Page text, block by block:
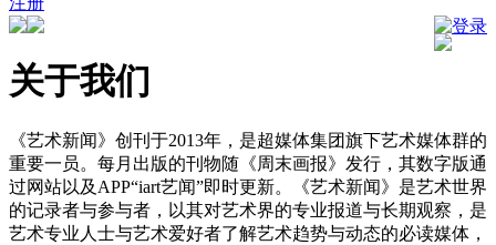
登录
关于我们
《艺术新闻》创刊于2013年，是超媒体集团旗下艺术媒体群的
重要一员。每月出版的刊物随《周末画报》发行，其数字版通
过网站以及APP“iart艺闻”即时更新。《艺术新闻》是艺术世界
的记录者与参与者，以其对艺术界的专业报道与长期观察，是
艺术专业人士与艺术爱好者了解艺术趋势与动态的必读媒体，